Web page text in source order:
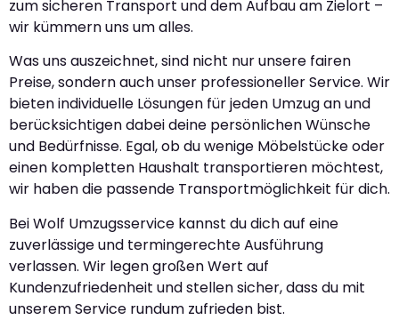
zum sicheren Transport und dem Aufbau am Zielort –
wir kümmern uns um alles.
Was uns auszeichnet, sind nicht nur unsere fairen
Preise, sondern auch unser professioneller Service. Wir
bieten individuelle Lösungen für jeden Umzug an und
berücksichtigen dabei deine persönlichen Wünsche
und Bedürfnisse. Egal, ob du wenige Möbelstücke oder
einen kompletten Haushalt transportieren möchtest,
wir haben die passende Transportmöglichkeit für dich.
Bei Wolf Umzugsservice kannst du dich auf eine
zuverlässige und termingerechte Ausführung
verlassen. Wir legen großen Wert auf
Kundenzufriedenheit und stellen sicher, dass du mit
unserem Service rundum zufrieden bist.